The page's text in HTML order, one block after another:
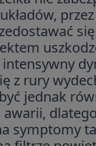
się
z rury
jednak
symptomy